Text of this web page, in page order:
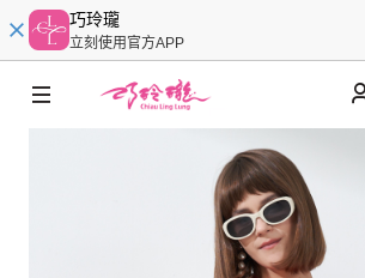
巧玲瓏
立刻使用官方APP